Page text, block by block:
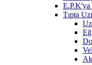
E.P.K'ya
Tıpta